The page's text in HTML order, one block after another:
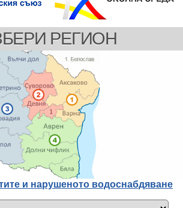
РЕГИОН
и нарушеното водоснабдяване